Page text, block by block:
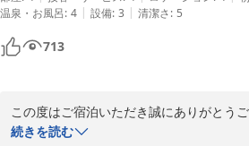
テレビ電波につきましては天候の影響も
認も行ってまいります。
今後もより快適にお過ごしいただける施
この度は温かいお言葉と貴重なご意見を
部屋は清掃も行き届いていて、とてもキレ
リングでスリッパもなかったので足が冷た
多少気になるとこはありましたが総合的に
した😌
温泉・お風呂: 4 | 設備: 3 | 清潔さ: 5
713
この度はご宿泊いただき誠にありがとうご
続きを読む